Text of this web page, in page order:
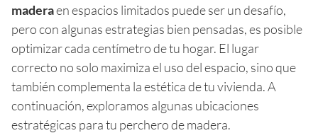
maderaen espacios limitados puede ser un desafío,
pero con algunas estrategias bien pensadas, es posible
optimizar cada centímetro de tu hogar. El lugar
correcto no solo maximiza el uso del espacio, sino que
también complementa la estética de tu vivienda. A
continuación, exploramos algunas ubicaciones
estratégicas para tu perchero de madera.